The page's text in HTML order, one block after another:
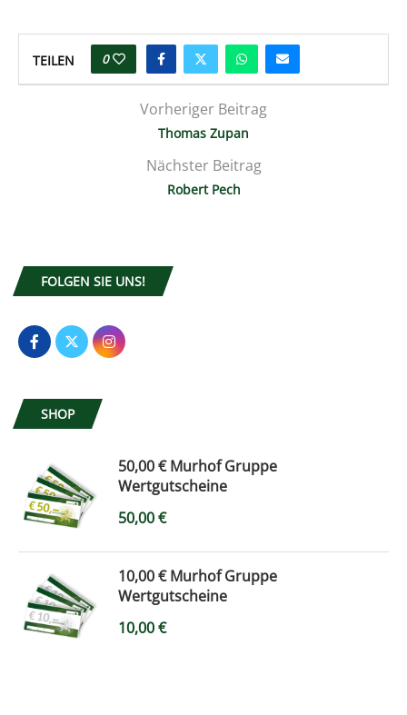
TEILEN 0
Vorheriger Beitrag
Thomas Zupan
Nächster Beitrag
Robert Pech
FOLGEN SIE UNS!
SHOP
50,00 € Murhof Gruppe
Wertgutscheine
50,00€
10,00 € Murhof Gruppe
Wertgutscheine
10,00€